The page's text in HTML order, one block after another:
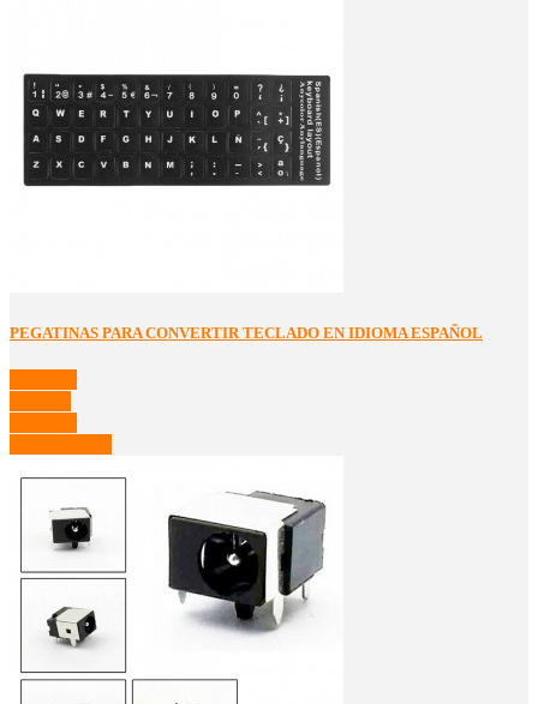
PEGATINAS PARA CONVERTIR TECLADO EN IDIOMA ESPAÑOL